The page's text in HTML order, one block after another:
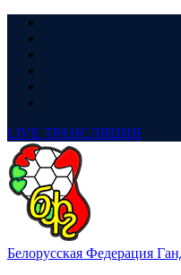
LIVE ТРАНСЛЯЦИЯ
Белорусская Федерация